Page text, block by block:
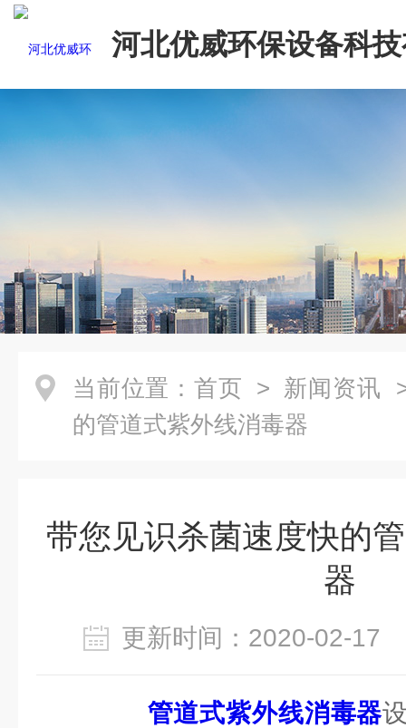
河北优威环保设备科
司
当前位置： 首页 > 新闻资讯
的管道式紫外线消毒器
带您见识杀菌速度快的
器
更新时间：2020-02-
管道式紫外线消毒器